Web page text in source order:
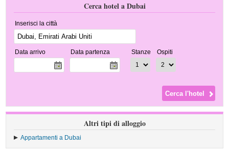
Cerca hotel a Dubai
Inserisci la città
Data arrivo Data partenza Stanze Ospiti
Altri tipi di alloggio
Appartamenti a Dubai